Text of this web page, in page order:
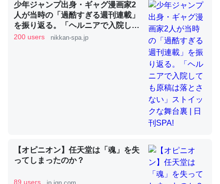
─ニュース :: 【研究発表】昆虫学の大問題＝「昆虫はなぜ海にいな
いのか」に関する新仮説
これを元に考えるとカルシウムを大量に使う脊椎動物と貝
類は苦労してるんだな…。腹足類だと殻を無くしてナメク
─ニュース :: 【研究発表】昆虫学の大問題＝「昆虫はなぜ海にいな
少年ジャンプ出身・ギャグ漫画家2
人が当時の「過酷すぎる週刊連載」
を振り返る。「ヘルニアで入院して
も原稿は落とさない」ストイックな
200 users nikkan-spa.jp
【オピニオン】任天堂は「魂」を失
ってしまったのか？
89 users